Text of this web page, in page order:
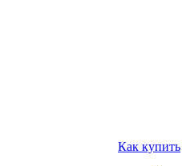
Как купить